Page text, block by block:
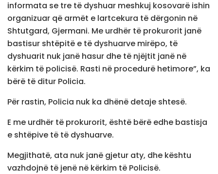
informata se tre të dyshuar meshkuj kosovarë ishin
organizuar që armët e lartcekura të dërgonin në
Shtutgard, Gjermani. Me urdhër të prokurorit janë
bastisur shtëpitë e të dyshuarve mirëpo, të
dyshuarit nuk janë hasur dhe të njëjtit janë në
kërkim të policisë. Rasti në procedurë hetimore”, ka
bërë të ditur Policia.
Për rastin, Policia nuk ka dhënë detaje shtesë.
E me urdhër të prokurorit, është bërë edhe bastisja
e shtëpive të të dyshuarve.
Megjithatë, ata nuk janë gjetur aty, dhe kështu
vazhdojnë të jenë në kërkim të Policisë.